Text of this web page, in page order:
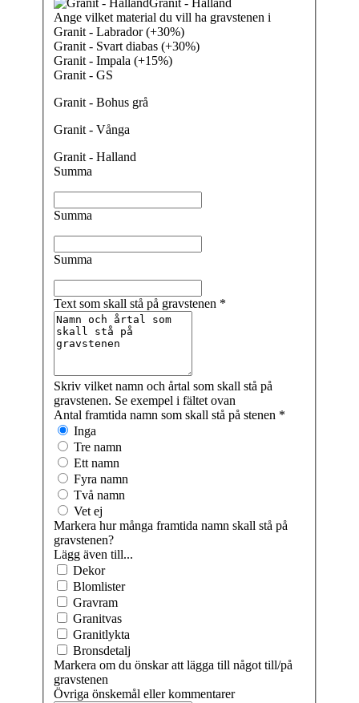
Ange vilket material du vill ha gravstenen i
Granit - Labrador (+30%)
Granit - Svart diabas (+30%)
Granit - Impala (+15%)
Granit - GS
Granit - Bohus grå
Granit - Vånga
Granit - Halland
Summa
Summa
Summa
Text som skall stå på gravstenen *
Skriv vilket namn och årtal som skall stå på
gravstenen. Se exempel i fältet ovan
Antal framtida namn som skall stå på stenen *
Inga
Tre namn
Ett namn
Fyra namn
Två namn
Vet ej
Markera hur många framtida namn skall stå på
gravstenen?
Lägg även till...
Dekor
Blomlister
Gravram
Granitvas
Granitlykta
Bronsdetalj
Markera om du önskar att lägga till något till/på
gravstenen
Övriga önskemål eller kommentarer